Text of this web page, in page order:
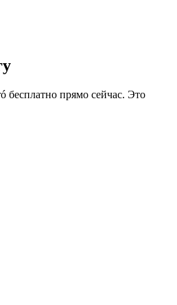
бесплатно прямо сейчас. Это